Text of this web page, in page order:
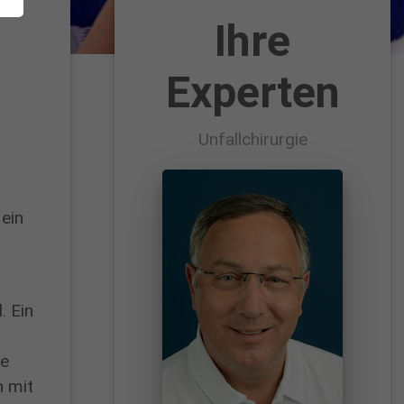
Ein
mit
Ihre
Experten
Unfallchirurgie